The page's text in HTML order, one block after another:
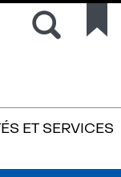
Rechercher
ET SERVICES